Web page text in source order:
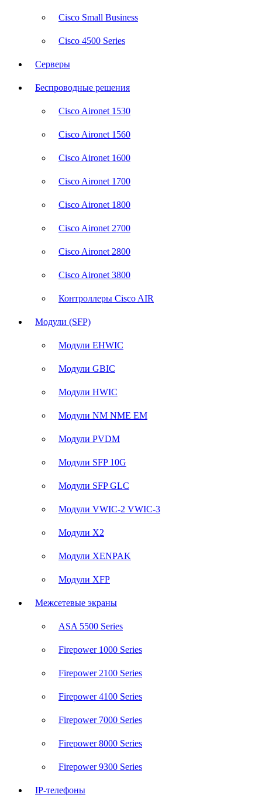
Cisco Small Business
Cisco 4500 Series
Серверы
Беспроводные решения
Cisco Aironet 1530
Cisco Aironet 1560
Cisco Aironet 1600
Cisco Aironet 1700
Cisco Aironet 1800
Cisco Aironet 2700
Cisco Aironet 2800
Cisco Aironet 3800
Контроллеры Cisco AIR
Модули (SFP)
Модули EHWIC
Модули GBIC
Модули HWIC
Модули NM NME EM
Модули PVDM
Модули SFP 10G
Модули SFP GLC
Модули VWIC-2 VWIC-3
Модули X2
Модули XENPAK
Модули XFP
Межсетевые экраны
ASA 5500 Series
Firepower 1000 Series
Firepower 2100 Series
Firepower 4100 Series
Firepower 7000 Series
Firepower 8000 Series
Firepower 9300 Series
IP-телефоны